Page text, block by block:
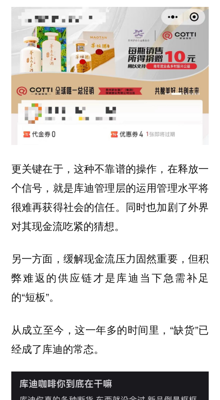
更关键在于，这种不靠谱的操作，在释放一
个信号，就是库迪管理层的运用管理水平将
很难再获得社会的信任。同时也加剧了外界
对其现金流吃紧的猜想。
另一方面，缓解现金流压力固然重要，但积
弊难返的供应链才是库迪当下急需补足
的“短板”。
从成立至今，这一年多的时间里，“缺货”已
经成了库迪的常态。